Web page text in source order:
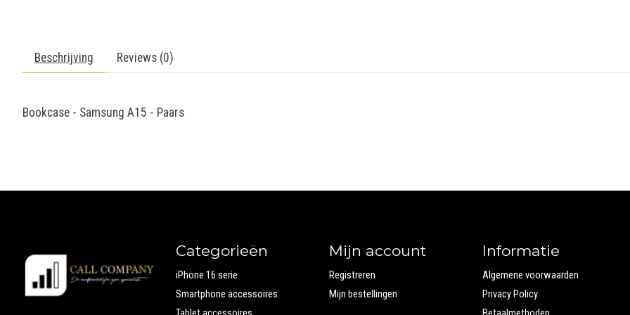
Beschrijving Reviews (0)
Bookcase - Samsung A15 - Paars
Categorieën
iPhone 16 serie
Smartphone accessoires
Mijn account
Registreren
Mijn bestellingen
Informatie
Algemene voorwaarden
Privacy Policy